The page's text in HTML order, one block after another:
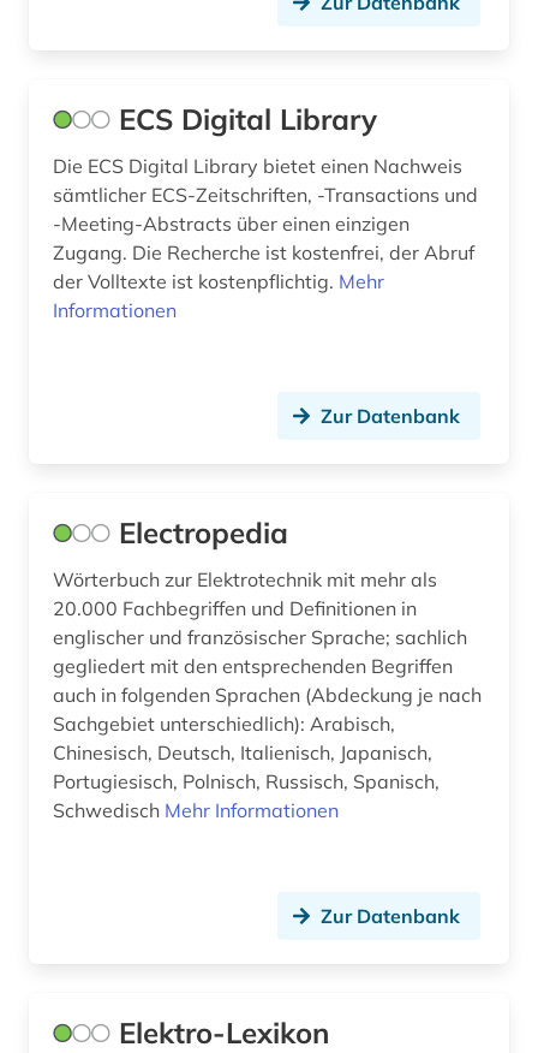
technische optik (1)
telekommunikation (2)
unfälle (1)
unternehmen (1)
verzeichnis (1)
weltkrieg &lt;1939-1945&gt; (2)
werkstoff (2)
wirtschaftsinformatik (1)
wirtschaftswissenschaften (1)
wissenschaftliche kooperation (1)
zubehör (1)
ECS Digital Library
Die ECS Digital Library bietet einen Nachweis
sämtlicher ECS-Zeitschriften, -Transactions und
-Meeting-Abstracts über einen einzigen
Zugang. Die Recherche ist kostenfrei, der Abruf
der Volltexte ist kostenpflichtig. Mehr
Informationen
Zur Datenbank
Electropedia
Wörterbuch zur Elektrotechnik mit mehr als
20.000 Fachbegriffen und Definitionen in
englischer und französischer Sprache; sachlich
gegliedert mit den entsprechenden Begriffen
auch in folgenden Sprachen (Abdeckung je nach
Sachgebiet unterschiedlich): Arabisch,
Chinesisch, Deutsch, Italienisch, Japanisch,
Portugiesisch, Polnisch, Russisch, Spanisch,
Schwedisch Mehr Informationen
Zur Datenbank
Elektro-Lexikon